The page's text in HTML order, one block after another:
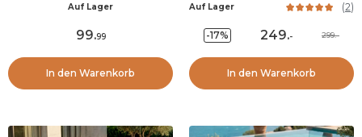
Auf Lager
99.99
In den Warenkorb
und Holzeffekt
Auf Lager (2)
-17% 249.- 299.-
In den Warenkorb